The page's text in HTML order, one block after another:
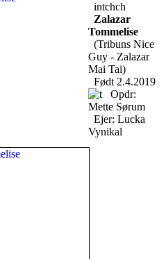
intchch
Zalazar
Tommelise
(Tribuns Nice
Guy - Zalazar
Mai Tai)
Født 2.4.2019
Opdr:
Mette Sørum
Ejer: Lucka
Vynikal